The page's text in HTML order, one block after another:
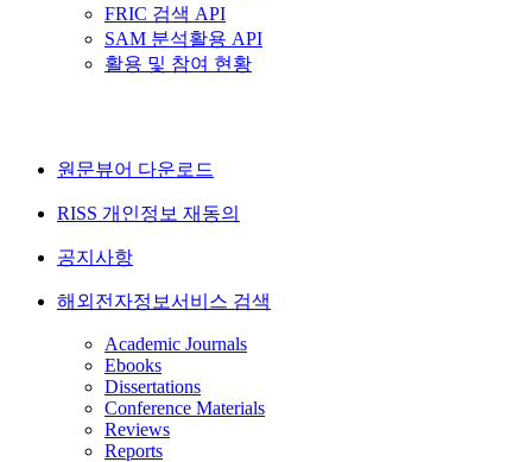
FRIC 검색 API
SAM 분석활용 API
활용 및 참여 현황
원문뷰어 다운로드
RISS 개인정보 재동의
공지사항
해외전자정보서비스 검색
Academic Journals
Ebooks
Dissertations
Conference Materials
Reviews
Reports